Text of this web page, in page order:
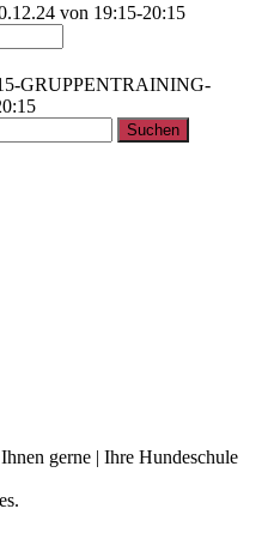
!Infohier
?
von 19:15-20:15
GRUPPENTRAINING-
gerne | Ihre Hundeschule